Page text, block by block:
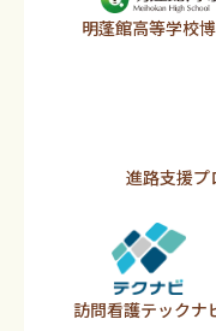
明蓬館高等学校
進路支援プ
訪問看護テックナ